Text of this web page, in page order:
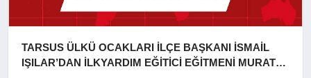
TARSUS ÜLKÜ OCAKLARI İLÇE BAŞKANI İSMAİL
IŞILAR’DAN İLKYARDIM EĞİTİCİ EĞİTMENİ MURAT